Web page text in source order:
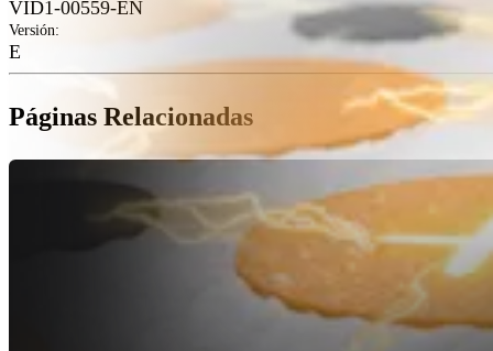
VID1-00559-EN
Versión:
E
Páginas Relacionadas